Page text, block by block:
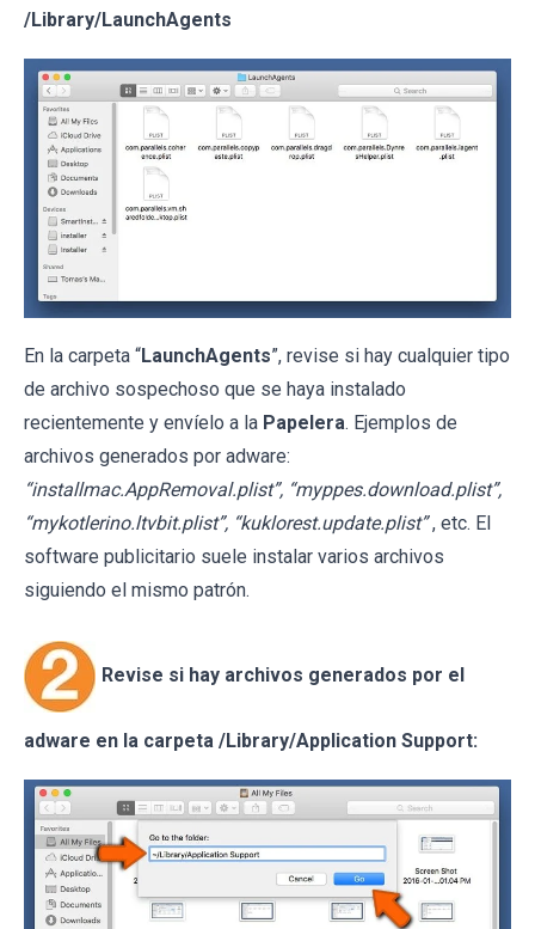
/Library/LaunchAgents
En la carpeta “LaunchAgents”, revise si hay cualquier tipo
de archivo sospechoso que se haya instalado
recientemente y envíelo a la Papelera. Ejemplos de
archivos generados por adware:
“installmac.AppRemoval.plist”, “myppes.download.plist”,
“mykotlerino.ltvbit.plist”, “kuklorest.update.plist” , etc. El
software publicitario suele instalar varios archivos
siguiendo el mismo patrón.
Revise si hay archivos generados por el
adware en la carpeta /Library/Application Support: